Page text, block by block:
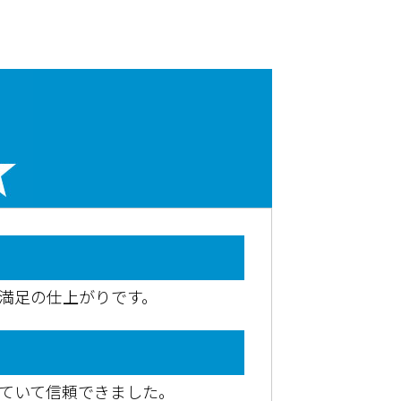
の仕上がりです。
て信頼できました。